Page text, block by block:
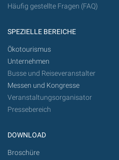
Häufig gestellte Fragen (FAQ)
SPEZIELLE BEREICHE
Ökotourismus
Unternehmen
Busse und Reiseveranstalter
Messen und Kongresse
Veranstaltungsorganisator
Pressebereich
DOWNLOAD
Broschüre